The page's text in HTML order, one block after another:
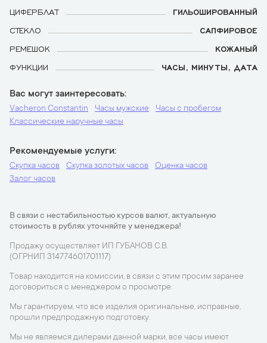
ЦИФЕРБЛАТ
ГИЛЬОШИРОВАННЫЙ
СТЕКЛО
САПФИРОВОЕ
РЕМЕШОК
КОЖАНЫЙ
ФУНКЦИИ
ЧАСЫ, МИНУТЫ, ДАТА
Вас могут заинтересовать
Vacheron Constantin Часы мужские
Часы с пробегом
Классические наручные часы
Рекомендуемые услуги
Скупка часов Скупка золотых часов
Оценка часов
Залог часов
В связи с нестабильностью курсов валют, актуальную
стоимость в рублях уточняйте у менеджера!
Продажу осуществляет ИП ГУБАНОВ С.В.
(ОГРНИП 314774601701117)
Товар находится на комиссии, в связи с этим просим заранее
договориться с менеджером о просмотре.
Мы гарантируем, что все изделия оригинальные, исправные,
прошли предпродажную подготовку.
Мы не являемся дилерами данной марки, все часы имеют